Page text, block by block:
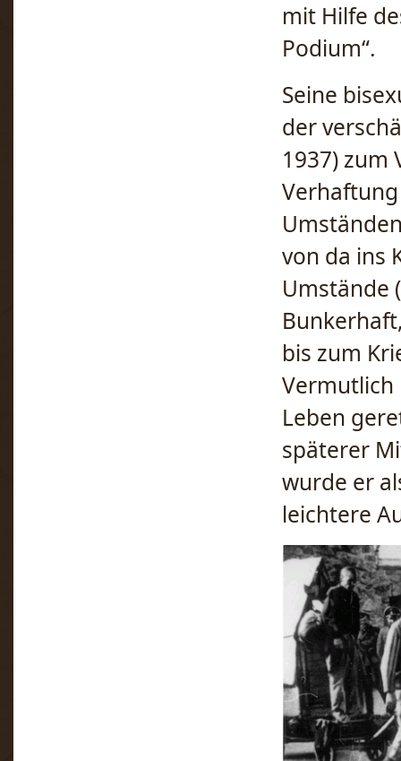
mit Hilfe
Podium“.
Seine
der
1937) zum
von da ins
Umstände
bis zum
Vermutlich
Leben
späterer
wurde er
leichtere